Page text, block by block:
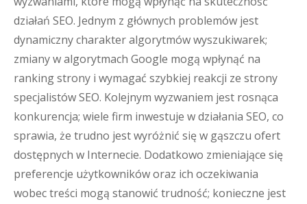
działań SEO. Jednym z głównych problemów jest
dynamiczny charakter algorytmów wyszukiwarek;
zmiany w algorytmach Google mogą wpłynąć na
ranking strony i wymagać szybkiej reakcji ze strony
specjalistów SEO. Kolejnym wyzwaniem jest rosnąca
konkurencja; wiele firm inwestuje w działania SEO, co
sprawia, że trudno jest wyróżnić się w gąszczu ofert
dostępnych w Internecie. Dodatkowo zmieniające się
preferencje użytkowników oraz ich oczekiwania
wobec treści mogą stanowić trudność; konieczne jest